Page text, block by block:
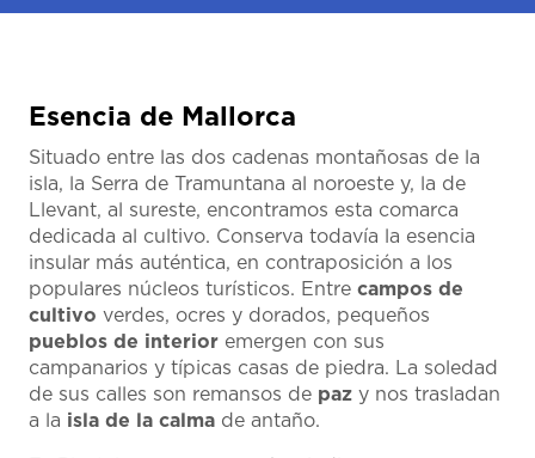
Esencia de Mallorca
Situado entre las dos cadenas montañosas de la
isla, la Serra de Tramuntana al noroeste y, la de
Llevant, al sureste, encontramos esta comarca
dedicada al cultivo. Conserva todavía la esencia
insular más auténtica, en contraposición a los
populares núcleos turísticos. Entre campos de
cultivo verdes, ocres y dorados, pequeños
pueblos de interior emergen con sus
campanarios y típicas casas de piedra. La soledad
de sus calles son remansos de paz y nos trasladan
a la isla de la calma de antaño.